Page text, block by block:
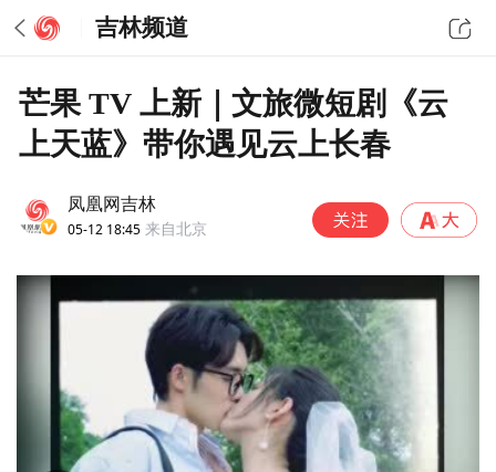
吉林频道
芒果 TV 上新｜文旅微短剧《云
上天蓝》带你遇见云上长春
凤凰网吉林
05-12 18:45 来自北京